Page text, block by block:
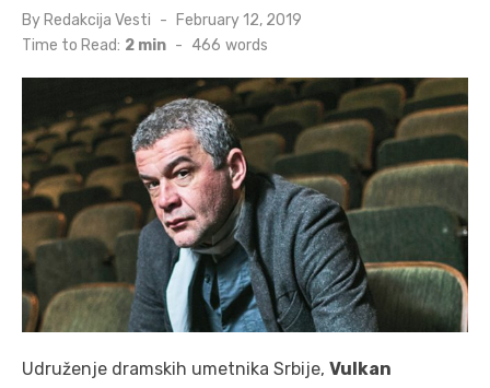
By Redakcija Vesti
Posted
February 12, 2019
Time to Read: 2 min - 466 words
Udruženje dramskih umetnika Srbije, Vulkan